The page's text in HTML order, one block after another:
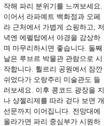
작해 파리 분위기를 느껴보세요.
이어서 라파예트 백화점과 오페
라 근처에서 가볍게 쇼핑하고, 저
녁엔 에펠탑에서 야경을 감상하
며 마무리하시면 좋습니다. 둘째
날은 루브르 박물관 관람으로 시
작합니다. 튈르리 공원에서 잠깐
쉬었다가 오랑주리 미술관도 들
러보세요. 이후 콩코드 광장을 지
나 샹젤리제를 따라 걷다 보면 개
선문까지 이어집니다. 전망대에
올라가면 파리 중심부가 시원하